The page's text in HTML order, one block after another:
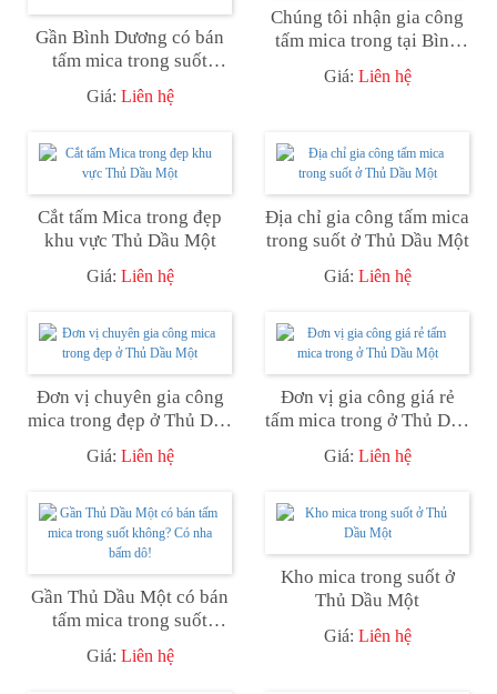
Gần Bình Dương có bán
tấm mica trong suốt
không? Có nha bấm dô !
Giá: Liên hệ
Chúng tôi nhận gia công
tấm mica trong tại Bình
Dương
Giá: Liên hệ
Cắt tấm Mica trong đẹp
khu vực Thủ Dầu Một
Giá: Liên hệ
Địa chỉ gia công tấm mica
trong suốt ở Thủ Dầu Một
Giá: Liên hệ
Đơn vị chuyên gia công
mica trong đẹp ở Thủ Dầu
Một
Giá: Liên hệ
Đơn vị gia công giá rẻ
tấm mica trong ở Thủ Dầu
Một
Giá: Liên hệ
Gần Thủ Dầu Một có bán
tấm mica trong suốt
không? Có nha bấm dô!
Giá: Liên hệ
Kho mica trong suốt ở
Thủ Dầu Một
Giá: Liên hệ